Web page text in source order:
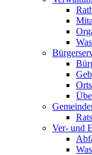
Ver- und